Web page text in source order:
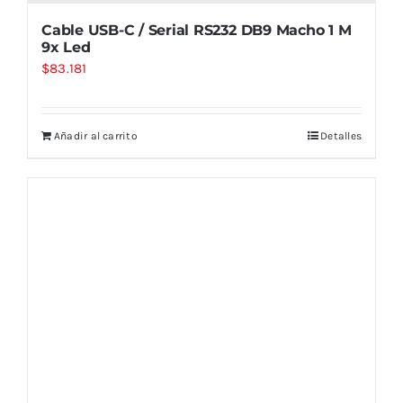
Cable USB-C / Serial RS232 DB9 Macho 1 M
9x Led
$83.181
Añadir al carrito Detalles